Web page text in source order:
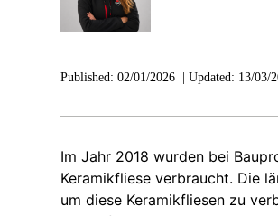
Published: 02/01/2026 Updated: 13/03/
Im Jahr 2018 wurden bei
Keramikfliese verbraucht. Die
um diese Keramikfliesen zu